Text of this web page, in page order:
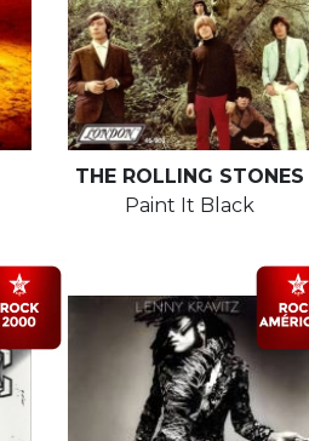
THE ROLLING STONES
Paint It Black